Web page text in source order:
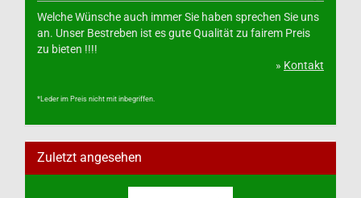
Welche Wünsche auch immer Sie haben sprechen Sie uns
an. Unser Bestreben ist es gute Qualität zu fairem Preis
zu bieten !!!!
» Kontakt
*Leder im Preis nicht mit inbegriffen.
Zuletzt angesehen